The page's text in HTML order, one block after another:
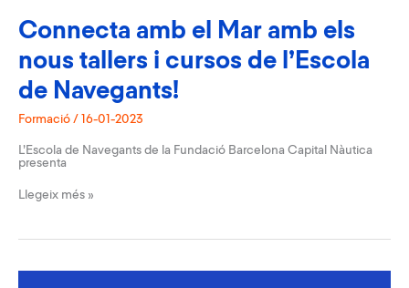
Connecta amb el Mar amb els
nous tallers i cursos de l’Escola
de Navegants!
Formació / 16-01-2023
L’Escola de Navegants de la Fundació Barcelona Capital Nàutica
presenta
Connecta
Mar
els
Llegeix més »